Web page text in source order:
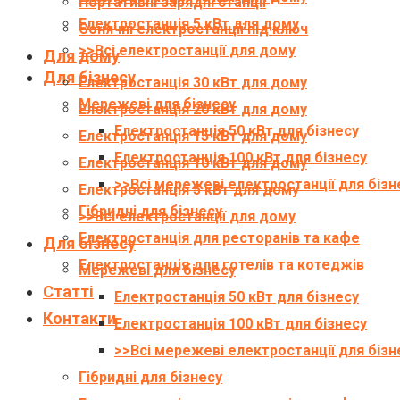
Електростанція 5 кВт для дому
>>Всі електростанції для дому
Для бізнесу
Мережеві для бізнесу
Електростанція 50 кВт для бізнесу
Електростанція 100 кВт для бізнесу
>>Всі мережеві електростанції для
Гібридні для бізнесу
Електростанція для ресторанів та кафе
Електростанція для готелів та котеджів
Статті
Контакти
Сонячні електростанції під ключ
Для дому
Електростанція 30 кВт для дому
Електростанція 20 кВт для дому
Електростанція 15 кВт для дому
Електростанція 10 кВт для дому
Електростанція 5 кВт для дому
>>Всі електростанції для дому
Для бізнесу
Мережеві для бізнесу
Електростанція 50 кВт для бізнесу
Електростанція 100 кВт для бізнесу
>>Всі мережеві електростанції для
Гібридні для бізнесу